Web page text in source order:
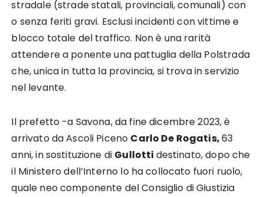
stradale (strade statali, provinciali, comunali) con
o senza feriti gravi. Esclusi incidenti con vittime e
blocco totale del traffico. Non è una rarità
attendere a ponente una pattuglia della Polstrada
che, unica in tutta la provincia, si trova in servizio
nel levante.
Il prefetto -a Savona, da fine dicembre 2023, è
arrivato da Ascoli Piceno Carlo De Rogatis,63
anni, in sostituzione di Gullotti destinato, dopo che
il Ministero dell’Interno lo ha collocato fuori ruolo,
quale neo componente del Consiglio di Giustizia